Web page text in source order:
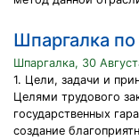
Шпаргалка
Шпаргалка, 30
1. Цели, задачи и
Целями трудового
государственных
создание